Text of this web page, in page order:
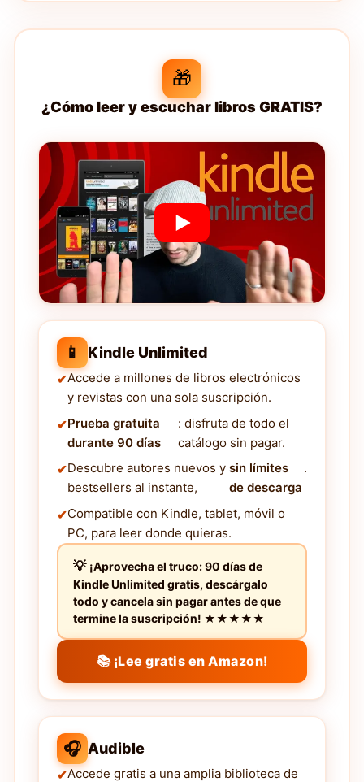
🎁
¿Cómo leer y escuchar libros GRATIS?
📱 Kindle Unlimited
Accede a millones de libros electrónicos
y revistas con una sola suscripción.
Prueba gratuita
durante 90 días
: disfruta de todo el
catálogo sin pagar.
Descubre autores nuevos y
bestsellers al instante,
sin límites
de descarga
.
Compatible con Kindle, tablet, móvil o
PC, para leer donde quieras.
¡Aprovecha el truco: 90 días de
Kindle Unlimited gratis, descárgalo
todo y cancela sin pagar antes de que
termine la suscripción! ★★★★★
📚 ¡Lee gratis en Amazon!
🎧 Audible
Accede gratis a una amplia biblioteca de